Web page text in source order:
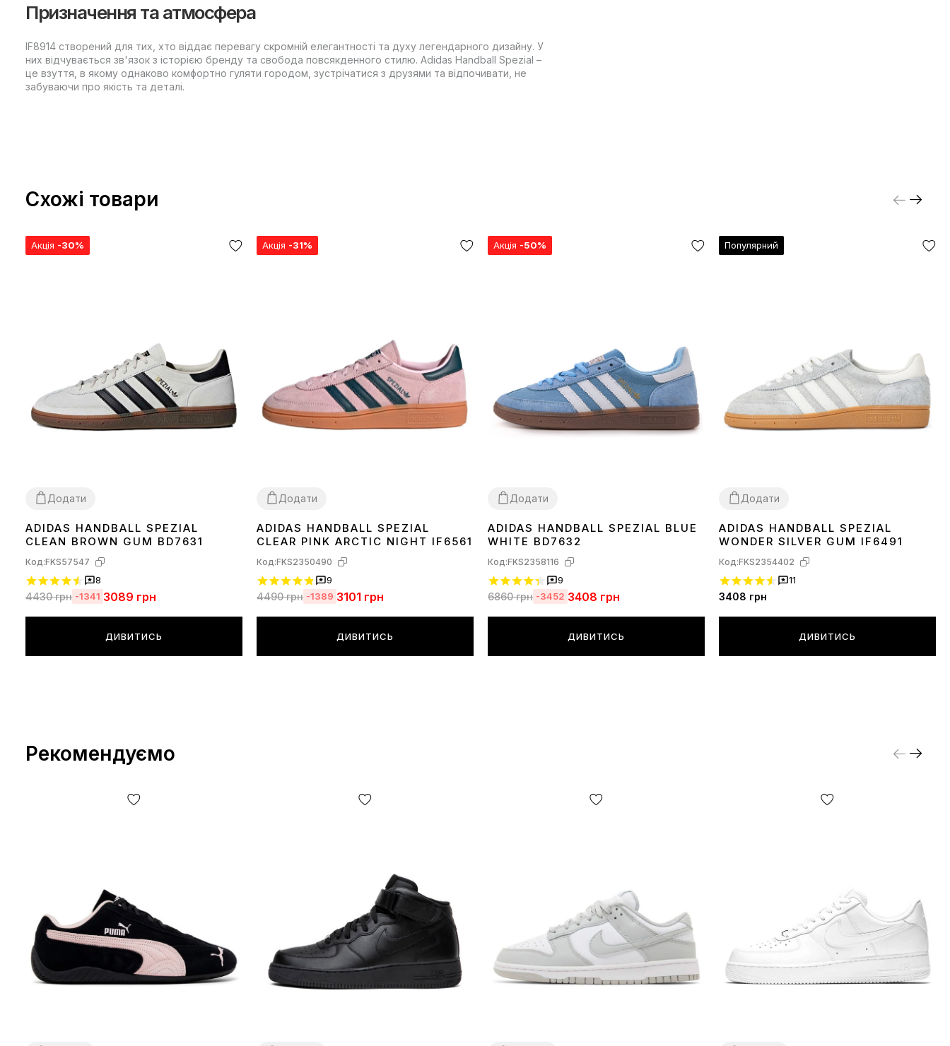
Призначення та атмосфера
IF8914 створений для тих, хто віддає перевагу скромній елегантності та духу легендарного дизайну. У
них відчувається зв'язок з історією бренду та свобода повсякденного стилю. Adidas Handball Spezial –
це взуття, в якому однаково комфортно гуляти городом, зустрічатися з друзями та відпочивати, не
забуваючи про якість та деталі.
Схожі товари
Акція -30%
Додати
44 45
ADIDAS HANDBALL SPEZIAL
CLEAN BROWN GUM BD7631
Код:FKS57547
8
4430грн -1341 3089 грн
ДИВИТИСЬ
Акція -31%
Додати
36 3738 394041
ADIDAS HANDBALL SPEZIAL
CLEAR PINK ARCTIC NIGHT IF6561
Код:FKS2350490
9
4490грн -1389 3101 грн
ДИВИТИСЬ
Акція -50%
Додати
36 3738 394041424345
ADIDAS HANDBALL SPEZIAL BLUE
WHITE BD7632
Код:FKS2358116
9
6860грн -3452 3408 грн
ДИВИТИСЬ
Популярний
Додати
36 3738 394041424344 45
ADIDAS HANDBALL SPEZIAL
WONDER SILVER GUM IF6491
Код:FKS2354402
11
3408 грн
ДИВИТИСЬ
Рекомендуємо